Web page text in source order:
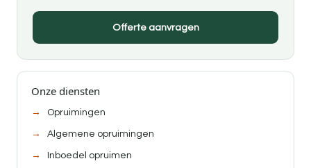
Offerte aanvragen
Onze diensten
Opruimingen
Algemene opruimingen
Inboedel opruimen